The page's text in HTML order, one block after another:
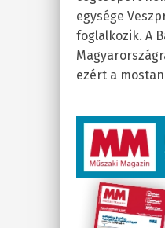
egysége
foglalkozik. A
ezért a